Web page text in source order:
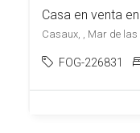
Casa en venta
Casaux, , Mar de
FOG-226831